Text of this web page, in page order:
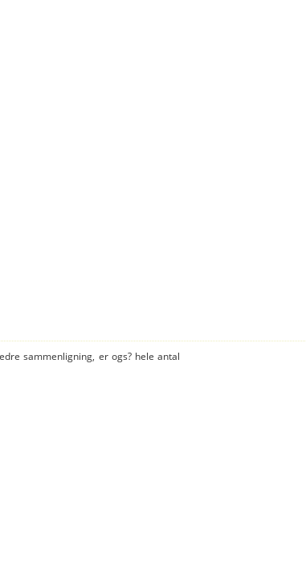
sammenligning, er ogs? hele antal